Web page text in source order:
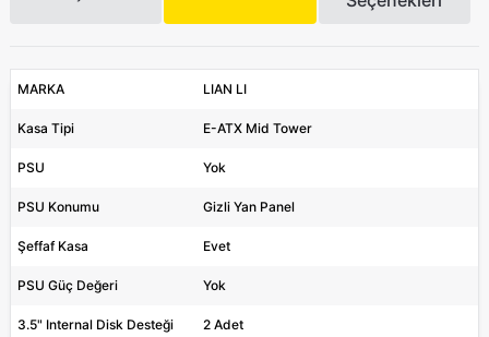
MARKA LIAN LI
Kasa Tipi E-ATX Mid Tower
PSU Yok
PSU Konumu Gizli Yan Panel
Şeffaf Kasa Evet
PSU Güç Değeri Yok
3.5" Internal Disk Desteği 2 Adet